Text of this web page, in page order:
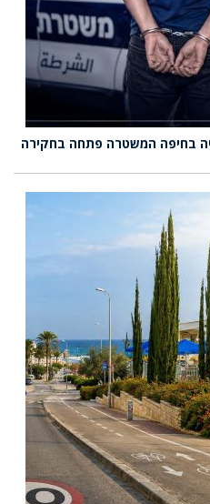
בחיפה המשטרה פתחה בחקירה